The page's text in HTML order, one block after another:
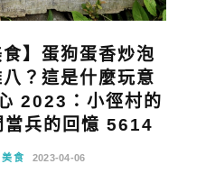
食】蛋狗蛋香炒泡
？這是什麼玩意
2023：小徑村的
當兵的回憶 5614
食 2023-04-06